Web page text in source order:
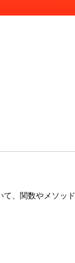
、関数やメソッ